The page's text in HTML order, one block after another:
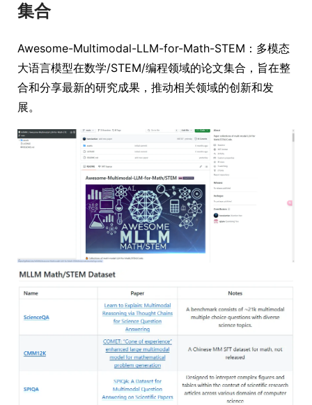
集合
Awesome-Multimodal-LLM-for-Math-STEM：多模态
大语言模型在数学/STEM/编程领域的论文集合，旨在整
合和分享最新的研究成果，推动相关领域的创新和发
展。